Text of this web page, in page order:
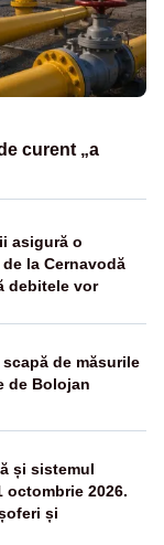
curent „a
asigură o
la Cernavodă
debitele vor
de măsurile
de Bolojan
și sistemul
octombrie 2026.
și